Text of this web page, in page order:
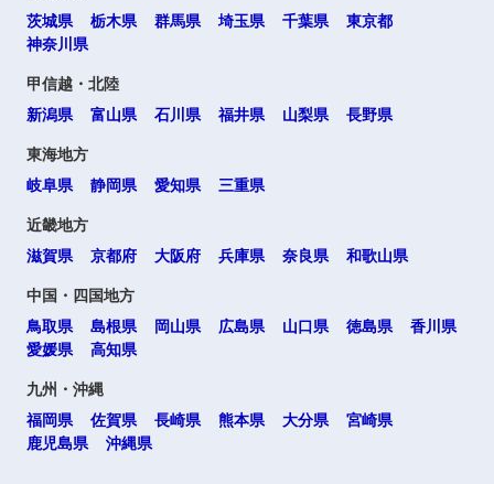
茨城県
栃木県 群馬県 埼玉県 千葉県
東京都
神奈川県
甲信越・北陸
新潟県
富山県 石川県 福井県 山梨県 長野県
東海地方
岐阜県
静岡県 愛知県 三重県
近畿地方
滋賀県
京都府 大阪府 兵庫県 奈良県 和歌山県
中国・四国地方
鳥取県
島根県 岡山県 広島県 山口県 徳島県
香川県
愛媛県
高知県
九州・沖縄
福岡県
佐賀県 長崎県 熊本県 大分県
宮崎県
鹿児島県
沖縄県